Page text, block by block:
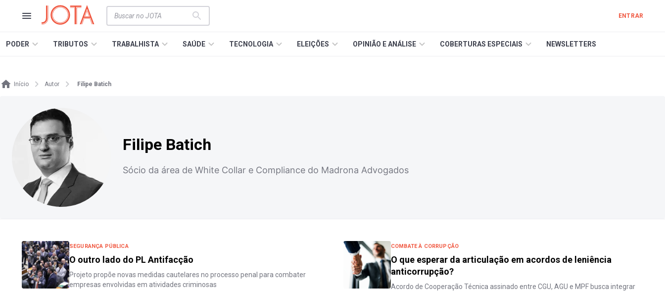
ENTRAR
PODER TRIBUTOS TRABALHISTA SAÚDE TECNOLOGIA ELEIÇÕES OPINIÃO E ANÁLISE COBERTURAS ESPECIAIS NEWSLETTERS
Início Autor Filipe Batich
Filipe Batich
Sócio da área de White Collar e Compliance do Madrona Advogados
SEGURANÇA PÚBLICA
O outro lado do PL Antifacção
Projeto propõe novas medidas cautelares no processo penal para combater
empresas envolvidas em atividades criminosas
COMBATE À CORRUPÇÃO
O que esperar da articulação em acordos de leniência
anticorrupção?
Acordo de Cooperação Técnica assinado entre CGU, AGU e MPF busca integrar